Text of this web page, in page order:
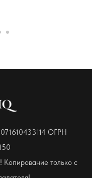
ОГРН
только с